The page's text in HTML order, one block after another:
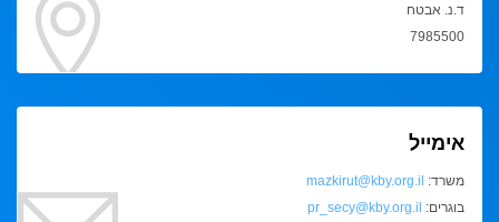
ד.נ. אבטח
7985500
אימייל
משרד: mazkirut@kby.org.il
בוגרים: pr_secy@kby.org.il